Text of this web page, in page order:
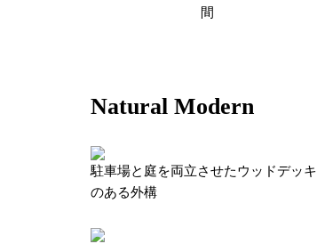
間
Natural Modern
駐車場と庭を両立させたウッドデッキ
のある外構